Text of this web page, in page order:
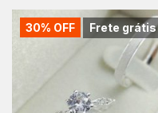
Frete grátis
30% OFF